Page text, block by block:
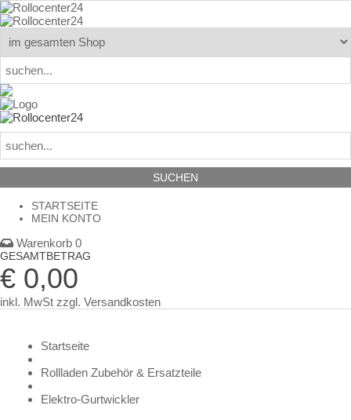
STARTSEITE
MEIN KONTO
Warenkorb 0
GESAMTBETRAG
€ 0,00
inkl. MwSt zzgl. Versandkosten
Startseite
Rollladen Zubehör & Ersatzteile
Elektro-Gurtwickler